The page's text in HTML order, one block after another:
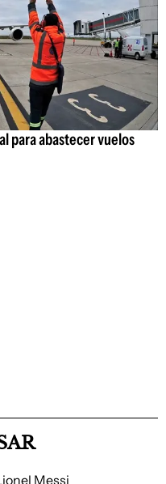
para abastecer vuelos